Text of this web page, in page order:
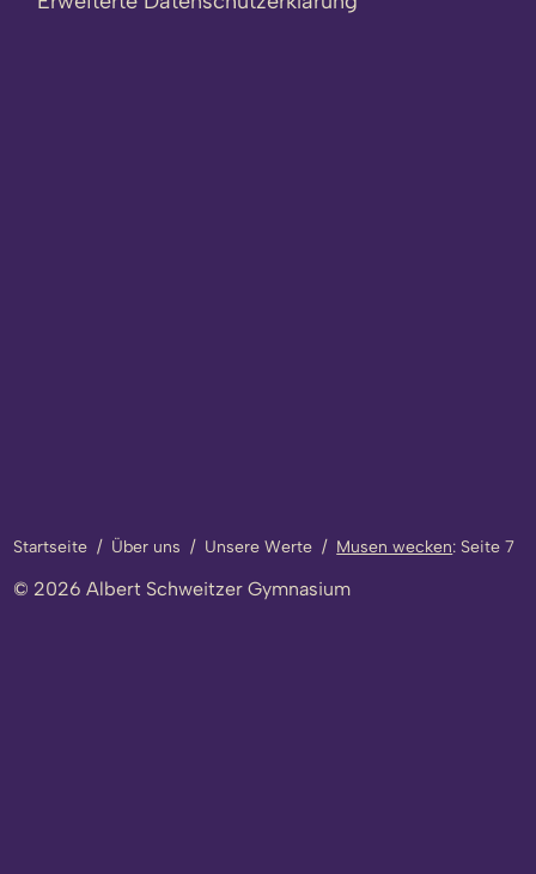
Startseite / Über uns / Unsere Werte / Musen wecken: Seite 7
© 2026 Albert Schweitzer Gymnasium